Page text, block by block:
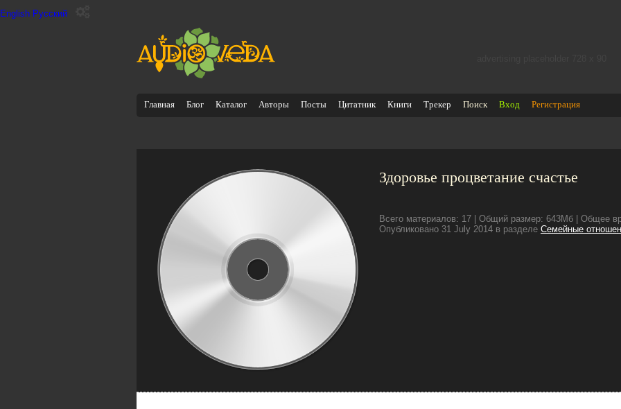
English Русский
Главная Блог Каталог Авторы Посты Цитатник Книги Трекер Поиск Вход Регистрация
Здоровье процветание счастье
Всего материалов: 17 | Общий размер: 643Мб | Общее
Опубликовано 31 July 2014 в разделе Семейные